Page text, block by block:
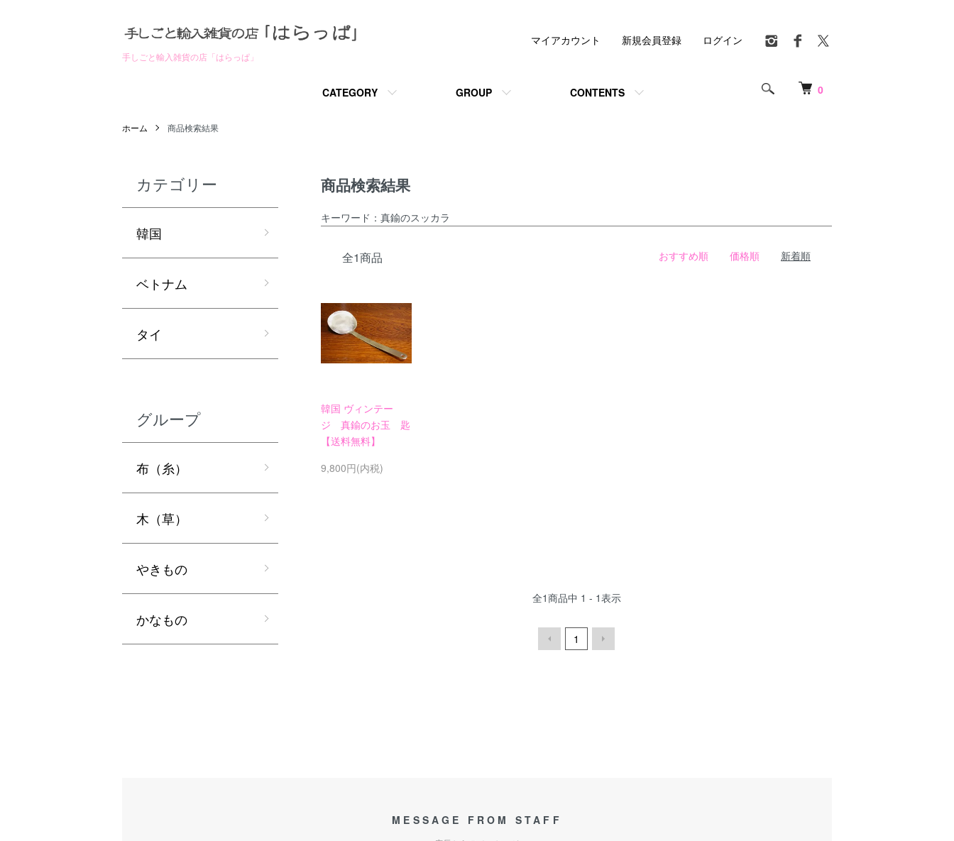
手しごと輸入雑貨の店「はらっぱ」
0
CATEGORY GROUP CONTENTS
マイアカウント 新規会員登録 ログイン
ホーム 商品検索結果
商品検索結果
キーワード：真鍮のスッカラ
全1商品 おすすめ順 価格順 新着順
韓国 ヴィンテー
ジ 真鍮のお玉 匙
【送料無料】
9,800円(内税)
全1商品中 1 - 1表示
1
カテゴリー
韓国
ベトナム
タイ
グループ
布（糸）
木（草）
やきもの
かなもの
MESSAGE FROM STAFF